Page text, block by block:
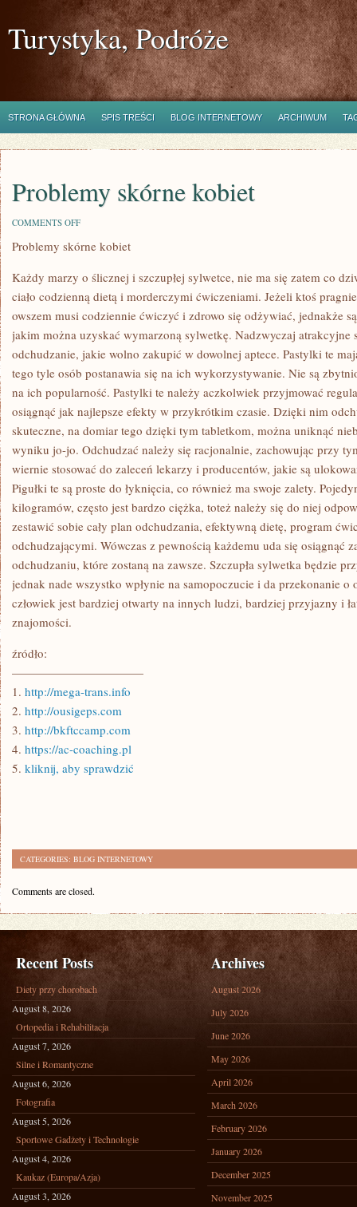
Turystyka, Podróże
STRONA GŁÓWNA SPIS TREŚCI BLOG INTERNETOWY ARCHIWUM
Problemy skórne kobiet
COMMENTS OFFON
SKÓRNE
Problemy skórne kobiet
Każdy marzy o ślicznej i szczupłej sylwetce, nie ma się zatem co
ciało codzienną dietą i morderczymi ćwiczeniami. Jeżeli ktoś
owszem musi codziennie ćwiczyć i zdrowo się odżywiać, jednakże
jakim można uzyskać wymarzoną sylwetkę. Nadzwyczaj atrakcyjne
odchudzanie, jakie wolno zakupić w dowolnej aptece. Pastylki te
tego tyle osób postanawia się na ich wykorzystywanie. Nie są
na ich popularność. Pastylki te należy aczkolwiek przyjmować
osiągnąć jak najlepsze efekty w przykrótkim czasie. Dzięki nim
skuteczne, na domiar tego dzięki tym tabletkom, można uniknąć
wyniku jo-jo. Odchudzać należy się racjonalnie, zachowując przy
wiernie stosować do zaleceń lekarzy i producentów, jakie są
Pigułki te są proste do łyknięcia, co również ma swoje zalety.
kilogramów, często jest bardzo ciężka, toteż należy się do niej
zestawić sobie cały plan odchudzania, efektywną dietę, program
odchudzającymi. Wówczas z pewnością każdemu uda się osiągnąć
odchudzaniu, które zostaną na zawsze. Szczupła sylwetka będzie
jednak nade wszystko wpłynie na samopoczucie i da przekonanie
człowiek jest bardziej otwarty na innych ludzi, bardziej przyjazny i
znajomości.
źródło:
———————————
1. http://mega-trans.info
2. http://ousigeps.com
3. http://bkftccamp.com
4. https://ac-coaching.pl
5. kliknij, aby sprawdzić
CATEGORIES: BLOG INTERNETOWY
Comments are closed.
Recent Posts
Diety przy chorobach
August 8, 2026
Ortopedia i Rehabilitacja
August 7, 2026
Silne i Romantyczne
August 6, 2026
Fotografia
August 5, 2026
Sportowe Gadżety i Technologie
August 4, 2026
Kaukaz (Europa/Azja)
August 3, 2026
Archives
August 2026
July 2026
June 2026
May 2026
April 2026
March 2026
February 2026
January 2026
December 2025
November 2025